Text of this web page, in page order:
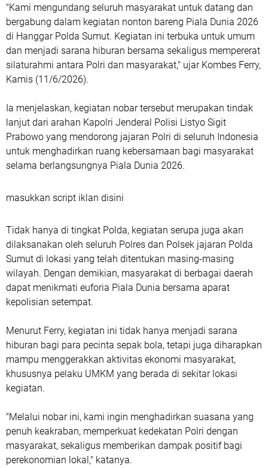
"Kami mengundang seluruh masyarakat untuk datang dan
bergabung dalam kegiatan nonton bareng Piala Dunia 2026
di Hanggar Polda Sumut. Kegiatan ini terbuka untuk umum
dan menjadi sarana hiburan bersama sekaligus mempererat
silaturahmi antara Polri dan masyarakat," ujar Kombes Ferry,
Kamis (11/6/2026).
Ia menjelaskan, kegiatan nobar tersebut merupakan tindak
lanjut dari arahan Kapolri Jenderal Polisi Listyo Sigit
Prabowo yang mendorong jajaran Polri di seluruh Indonesia
untuk menghadirkan ruang kebersamaan bagi masyarakat
selama berlangsungnya Piala Dunia 2026.
masukkan script iklan disini
Tidak hanya di tingkat Polda, kegiatan serupa juga akan
dilaksanakan oleh seluruh Polres dan Polsek jajaran Polda
Sumut di lokasi yang telah ditentukan masing-masing
wilayah. Dengan demikian, masyarakat di berbagai daerah
dapat menikmati euforia Piala Dunia bersama aparat
kepolisian setempat.
Menurut Ferry, kegiatan ini tidak hanya menjadi sarana
hiburan bagi para pecinta sepak bola, tetapi juga diharapkan
mampu menggerakkan aktivitas ekonomi masyarakat,
khususnya pelaku UMKM yang berada di sekitar lokasi
kegiatan.
"Melalui nobar ini, kami ingin menghadirkan suasana yang
penuh keakraban, memperkuat kedekatan Polri dengan
masyarakat, sekaligus memberikan dampak positif bagi
perekonomian lokal," katanya.